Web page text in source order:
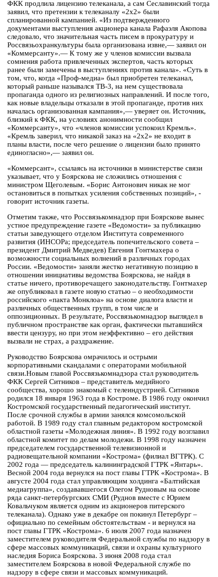
ФКК продлила лицензию телеканала, а сам Сеславинский тогда
заявил, что претензии к телеканалу «2х2» были
спланированной кампанией. «Из подтвержденного
документами выступления акционера канала Рафаэля Акопова
следовало, что значительная часть писем в прокуратуру и
Россвязьохранкультуры была организована извне,— заявил он
«Коммерсанту».— К тому же у членов комиссии вызвала
сомнения работа привлеченных экспертов, часть которых
ранее были замечены в выступлениях против канала». «Суть в
том, что, когда «Проф-медиа» был приобретен телеканал,
который раньше назывался ТВ-3, на нем существовала
пропаганда одного из религиозных направлений. И после того,
как новые владельцы отказали в этой пропаганде, против них
началась организованная кампания»,— уверяет он. Источник,
близкий к ФКК, на условиях анонимности сообщил
«Коммерсанту», что «членов комиссии успокоил Кремль».
«Кремль заверил, что никакой заказ на «2х2» не входит в
планы власти, после чего решение о лицензии было принято
единогласно»,— заявил он.
«Коммерсант», ссылаясь на источники в министерстве связи
указывает, что у Боярскова не сложились отношения с
министром Щеголевым. «Борис Антонович никак не мог
остановиться в попытках усиления собственных позиций», -
говорит источник газеты.
Отметим также, что Россвязькомнадзор при Боярскове вынес
устное предупреждение газете «Ведомости» за публикацию
статьи заведующего отделом Института современного
развития (ИНСОРа; председатель попечительского совета –
президент Дмитрий Медведев) Евгения Гонтмахера о
возможности социальных волнений в различных городах
России. «Ведомости» заняли жестко негативную позицию в
отношении инициативы ведомства Боярскова, не найдя в
статье ничего, противоречащего законодательству. Гонтмахер
же опубликовал в газете новую статью – о необходимости
российского «пакта Монклоа» на основе диалога власти и
различных общественных групп, в том числе и
оппозиционных. В результате, Россвязькомнадзор выглядел в
публичном пространстве как орган, фактически пытавшийся
ввести цензуру, но при этом неэффективно – его действия
вызвали не страх, а раздражение.
Руководство Боярскова омрачилось и острыми
корпоративными скандалами с операторами мобильной
связи.Новым главой Россвязькомнадзора стал руководитель
ФКК Сергей Ситников – представитель медийного
сообщества, хорошо знакомый с телеиндустрией. Ситников
родился 18 января 1963 года в Костроме. В 1986 году окончил
Костромской государственный педагогический институт.
После срочной службы в армии занялся комсомольской
работой. В 1989 году стал главным редактором костромской
областной газеты «Молодежная линия». В 1992 году возглавил
областной комитет по делам молодежи. В 1998 году назначен
председателем государственной телевизионной и
радиовещательной компании «Кострома» (филиал ВГТРК). С
2002 года — председатель калининградской ГТРК «Янтарь».
Весной 2004 года вернулся на пост главы ГТРК «Кострома». В
августе 2004 года стал управляющим холдинга «Балтийская
медиагруппа», создававшегося Олегом Рудновым на основе
ряда санкт-петербургских СМИ (Руднов вместе с Юрием
Ковальчуком является одним из акционеров питерского
телеканала). Однако уже в декабре он покинул Петербург –
официально по семейным обстоятельствам - и вернулся на
пост главы ГТРК «Кострома». 6 июля 2007 года назначен
заместителем руководителя Федеральной службы по надзору в
сфере массовых коммуникаций, связи и охраны культурного
наследия Бориса Боярскова. 3 июня 2008 года стал
заместителем Боярскова в новой Федеральной службе по
надзору в сфере связи и массовых коммуникаций.